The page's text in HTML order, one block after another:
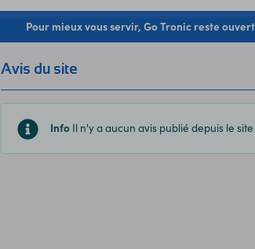
Pour mieux vous servir, Go Tronic reste
Avis du site
Info Il n'y a aucun avis publié depuis le site